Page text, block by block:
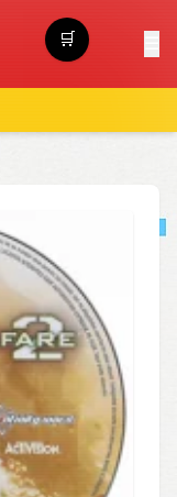
🛒
Winkelwagen